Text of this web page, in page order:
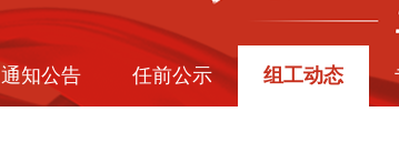
通知公告 任前公示 组工动态